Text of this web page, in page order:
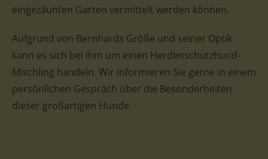
eingezäunten Garten vermittelt werden können.
Aufgrund von Bernhards Größe und seiner Optik
kann es sich bei ihm um einen Herdenschutzhund-
Mischling handeln. Wir informieren Sie gerne in einem
persönlichen Gespräch über die Besonderheiten
dieser großartigen Hunde.